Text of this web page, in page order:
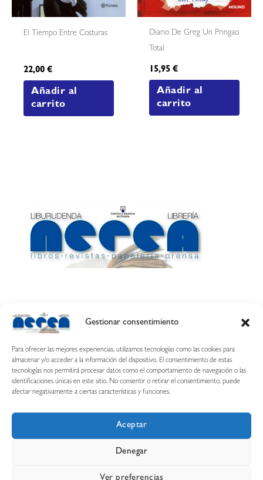
Gestionar consentimiento
Para ofrecer las mejores experiencias, utilizamos tecnologías como las cookies para
almacenar y/o acceder a la información del dispositivo. El consentimiento de estas
tecnologías nos permitirá procesar datos como el comportamiento de navegación o las
identificaciones únicas en este sitio. No consentir o retirar el consentimiento, puede
afectar negativamente a ciertas características y funciones.
Aceptar
Denegar
Ver preferencias
El Tiempo Entre Costuras
22,00€
Añadir al
carrito
Diario De Greg Un Pringao
Total
15,95€
Añadir al
carrito
Calle Esquíroz, 27
687 54 31 70
nerearetamonge@gmail.com
Aviso legal
Condiciones de uso y compra